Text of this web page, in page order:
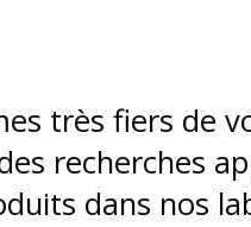
très fiers de
recherches
dans nos